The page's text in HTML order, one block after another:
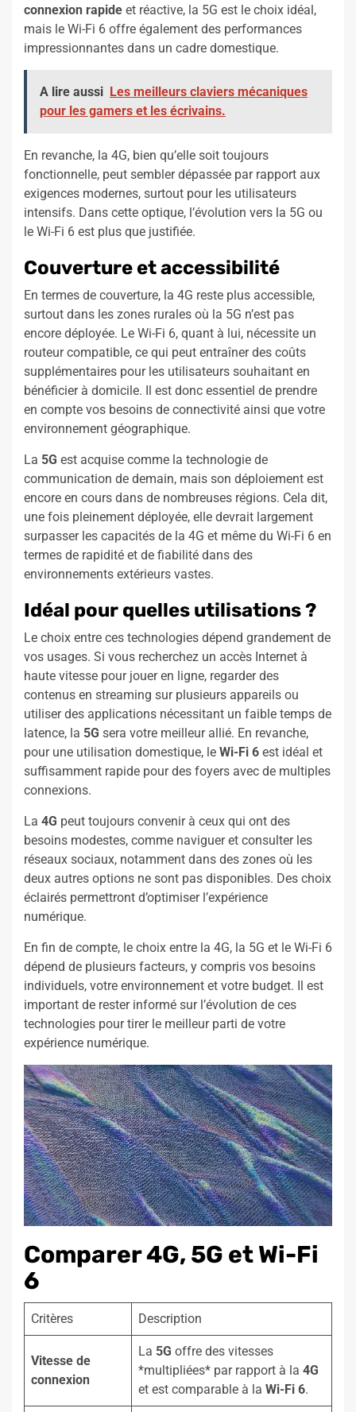
connexion rapide et réactive, la 5G est le choix idéal,
mais le Wi-Fi 6 offre également des performances
impressionnantes dans un cadre domestique.
A lire aussi Les meilleurs claviers mécaniques
pour les gamers et les écrivains.
En revanche, la 4G, bien qu’elle soit toujours
fonctionnelle, peut sembler dépassée par rapport aux
exigences modernes, surtout pour les utilisateurs
intensifs. Dans cette optique, l’évolution vers la 5G ou
le Wi-Fi 6 est plus que justifiée.
Couverture et accessibilité
En termes de couverture, la 4G reste plus accessible,
surtout dans les zones rurales où la 5G n’est pas
encore déployée. Le Wi-Fi 6, quant à lui, nécessite un
routeur compatible, ce qui peut entraîner des coûts
supplémentaires pour les utilisateurs souhaitant en
bénéficier à domicile. Il est donc essentiel de prendre
en compte vos besoins de connectivité ainsi que votre
environnement géographique.
La 5G est acquise comme la technologie de
communication de demain, mais son déploiement est
encore en cours dans de nombreuses régions. Cela dit,
une fois pleinement déployée, elle devrait largement
surpasser les capacités de la 4G et même du Wi-Fi 6 en
termes de rapidité et de fiabilité dans des
environnements extérieurs vastes.
Idéal pour quelles utilisations ?
Le choix entre ces technologies dépend grandement de
vos usages. Si vous recherchez un accès Internet à
haute vitesse pour jouer en ligne, regarder des
contenus en streaming sur plusieurs appareils ou
utiliser des applications nécessitant un faible temps de
latence, la 5G sera votre meilleur allié. En revanche,
pour une utilisation domestique, le Wi-Fi 6 est idéal et
suffisamment rapide pour des foyers avec de multiples
connexions.
La 4G peut toujours convenir à ceux qui ont des
besoins modestes, comme naviguer et consulter les
réseaux sociaux, notamment dans des zones où les
deux autres options ne sont pas disponibles. Des choix
éclairés permettront d’optimiser l’expérience
numérique.
En fin de compte, le choix entre la 4G, la 5G et le Wi-Fi 6
dépend de plusieurs facteurs, y compris vos besoins
individuels, votre environnement et votre budget. Il est
important de rester informé sur l’évolution de ces
technologies pour tirer le meilleur parti de votre
expérience numérique.
Comparer 4G, 5G et Wi-Fi
6
Critères Description
Vitesse de
connexion
La 5G offre des vitesses
*multipliées* par rapport à la 4G
et est comparable à la Wi-Fi 6.